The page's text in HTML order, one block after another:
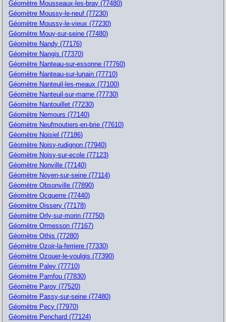
Géomètre Mousseaux-les-bray (77480)
Géomètre Moussy-le-neuf (77230)
Géomètre Moussy-le-vieux (77230)
Géomètre Mouy-sur-seine (77480)
Géomètre Nandy (77176)
Géomètre Nangis (77370)
Géomètre Nanteau-sur-essonne (77760)
Géomètre Nanteau-sur-lunain (77710)
Géomètre Nanteuil-les-meaux (77100)
Géomètre Nanteuil-sur-marne (77730)
Géomètre Nantouillet (77230)
Géomètre Nemours (77140)
Géomètre Neufmoutiers-en-brie (77610)
Géomètre Noisiel (77186)
Géomètre Noisy-rudignon (77940)
Géomètre Noisy-sur-ecole (77123)
Géomètre Nonville (77140)
Géomètre Noyen-sur-seine (77114)
Géomètre Obsonville (77890)
Géomètre Ocquerre (77440)
Géomètre Oissery (77178)
Géomètre Orly-sur-morin (77750)
Géomètre Ormesson (77167)
Géomètre Othis (77280)
Géomètre Ozoir-la-ferriere (77330)
Géomètre Ozouer-le-voulgis (77390)
Géomètre Paley (77710)
Géomètre Pamfou (77830)
Géomètre Paroy (77520)
Géomètre Passy-sur-seine (77480)
Géomètre Pecy (77970)
Géomètre Penchard (77124)